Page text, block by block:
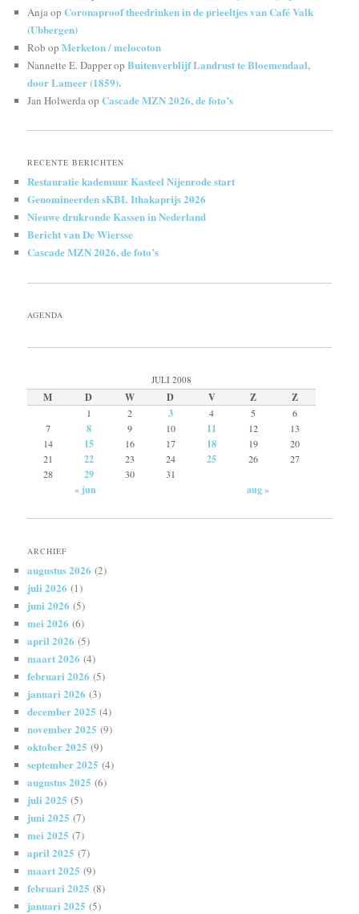
AnjaopCoronaproof theedrinken in de prieeltjes van Café Valk
(Ubbergen)
Rob opMerketon / melocoton
Nannette E. DapperopBuitenverblijf Landrust te Bloemendaal,
door Lameer (1859).
Jan HolwerdaopCascade MZN 2026, de foto’s
RECENTE BERICHTEN
Restauratie kademuur Kasteel Nijenrode start
Genomineerden sKBL Ithakaprijs 2026
Nieuwe drukronde Kassen in Nederland
Bericht van De Wiersse
Cascade MZN 2026, de foto’s
AGENDA
JULI 2008
M D W D V Z Z
1 2 3 4 5
6
7
8 9 10 11 12
13
14
15 16 17 18 19
20
21
22 23 24 25 26
27
28
29 30 31
« jun aug »
ARCHIEF
augustus 2026 (2)
juli 2026 (1)
juni 2026 (5)
mei 2026 (6)
april 2026 (5)
maart 2026 (4)
februari 2026 (5)
januari 2026 (3)
december 2025 (4)
november 2025 (9)
oktober 2025 (9)
september 2025 (4)
augustus 2025 (6)
juli 2025 (5)
juni 2025 (7)
mei 2025 (7)
april 2025 (7)
maart 2025 (9)
februari 2025 (8)
januari 2025 (5)